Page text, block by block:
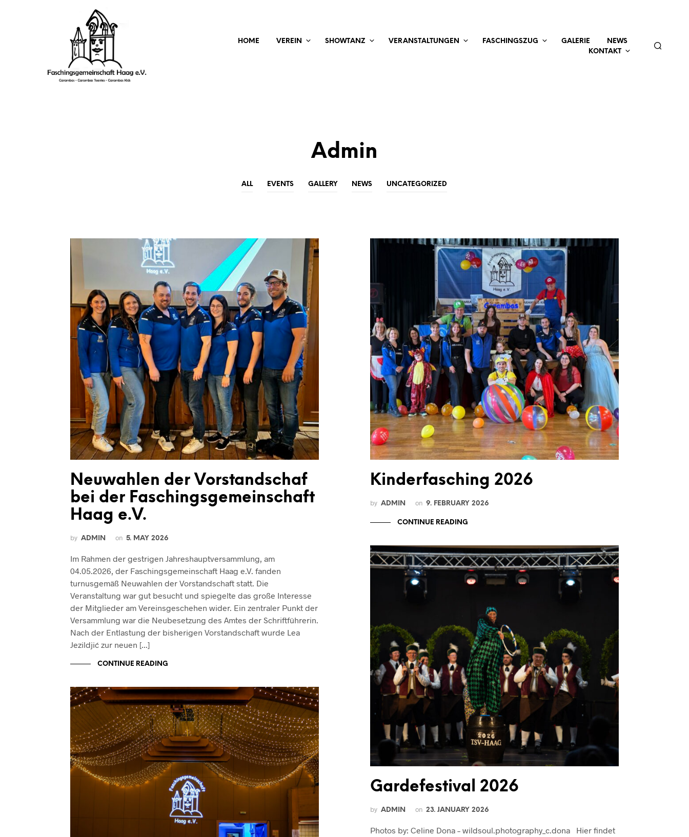
HOME VEREIN SHOWTANZ VERANSTALTUNGEN FASCHINGSZUG GALERIE
NEWS
KONTAKT
Admin
ALL EVENTS GALLERY NEWS UNCATEGORIZED
Neuwahlen der Vorstandschaf
bei der Faschingsgemeinschaft
Haag e.V.
by ADMIN on 5. MAY 2026
Im Rahmen der gestrigen Jahreshauptversammlung, am
04.05.2026, der Faschingsgemeinschaft Haag e.V. fanden
turnusgemäß Neuwahlen der Vorstandschaft statt. Die
Veranstaltung war gut besucht und spiegelte das große Interesse
der Mitglieder am Vereinsgeschehen wider. Ein zentraler Punkt der
Versammlung war die Neubesetzung des Amtes der Schriftführerin.
Nach der Entlastung der bisherigen Vorstandschaft wurde Lea
Jezildjić zur neuen [...]
CONTINUE READING
Kinderfasching 2026
by ADMIN on 9. FEBRUARY 2026
CONTINUE READING
Gardefestival 2026
by ADMIN on 23. JANUARY 2026
Photos by: Celine Dona – wildsoul.photography_c.dona Hier findet